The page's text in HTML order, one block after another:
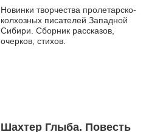
Новинки творчества пролетарско-
колхозных писателей Западной
Сибири. Сборник рассказов,
очерков, стихов.
Шахтер Глыба. Повесть